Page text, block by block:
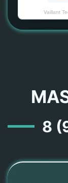
Vaillant
8